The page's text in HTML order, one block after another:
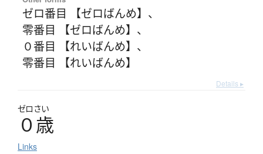
ゼロ番目 【ゼロばんめ】 、
零番目 【ゼロばんめ】 、
０番目 【れいばんめ】 、
零番目 【れいばんめ】
Details ▸
ゼロさい
０歳
Links